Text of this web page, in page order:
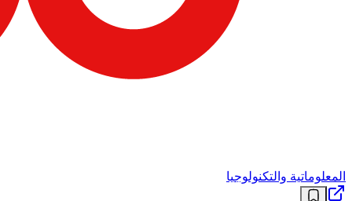
المعلوماتية والتكنولوجيا